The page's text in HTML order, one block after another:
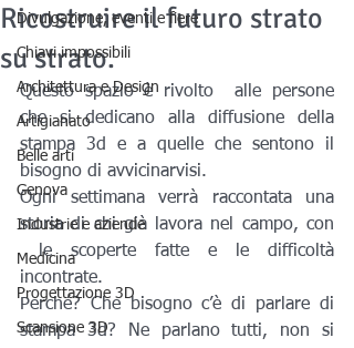
Divulgazione, eventi e fiere
Chiavi impossibili
Architettura e Design
Artigianato
Belle arti
Genova
Industrie e aziende
Medicina
Progettazione 3D
Scansione 3D
Ricostruire il futuro strato
su strato.
Questo spazio è rivolto  alle persone
che si dedicano alla diffusione della
stampa 3d e a quelle che sentono il
bisogno di avvicinarvisi.
Ogni settimana verrà raccontata una
storia di chi già lavora nel campo, con
le scoperte fatte e le difficoltà
incontrate.
Perché? Che bisogno c’è di parlare di
stampa 3d? Ne parlano tutti, non si